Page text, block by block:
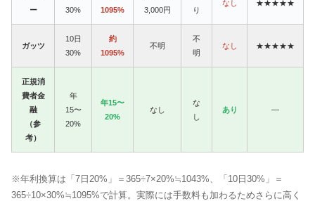
ー
30%
1095%
3,000円
り
なし ★★★★★
ガッツ
10日
30%
約
1095%
不明
不
明
なし ★★★★★
正規消
費者金
融
（参
考）
年
15〜
20%
年15〜
20%
なし
な
し
あり —
※年利換算は「7日20%」＝365÷7×20%≒1043%、「10日30%」＝
365÷10×30%≒1095%で計算。実際には手数料も加わるためさらに高く